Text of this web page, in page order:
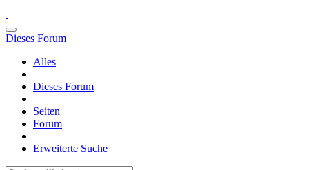
Dieses Forum
Alles
Dieses Forum
Seiten
Forum
Erweiterte Suche